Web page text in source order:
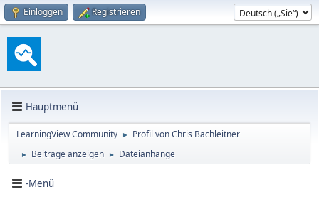
Einloggen Registrieren
Hauptmenü
LearningView Community ► Profil von Chris Bachleitner
► Beiträge anzeigen ► Dateianhänge
-Menü